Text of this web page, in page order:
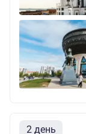
2 день